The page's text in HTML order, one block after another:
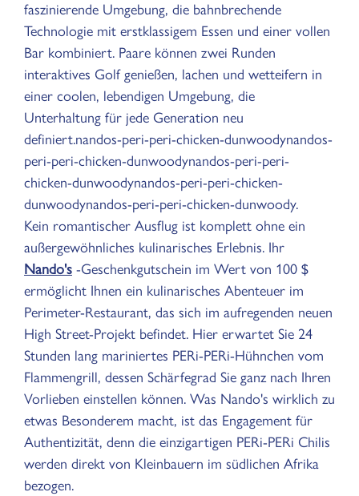
faszinierende Umgebung, die bahnbrechende
Technologie mit erstklassigem Essen und einer vollen
Bar kombiniert. Paare können zwei Runden
interaktives Golf genießen, lachen und wetteifern in
einer coolen, lebendigen Umgebung, die
Unterhaltung für jede Generation neu
definiert.nandos-peri-peri-chicken-dunwoodynandos-
peri-peri-chicken-dunwoodynandos-peri-peri-
chicken-dunwoodynandos-peri-peri-chicken-
dunwoodynandos-peri-peri-chicken-dunwoody.
Kein romantischer Ausflug ist komplett ohne ein
außergewöhnliches kulinarisches Erlebnis. Ihr
Nando's-Geschenkgutschein im Wert von 100 $
ermöglicht Ihnen ein kulinarisches Abenteuer im
Perimeter-Restaurant, das sich im aufregenden neuen
High Street-Projekt befindet. Hier erwartet Sie 24
Stunden lang mariniertes PERi-PERi-Hühnchen vom
Flammengrill, dessen Schärfegrad Sie ganz nach Ihren
Vorlieben einstellen können. Was Nando's wirklich zu
etwas Besonderem macht, ist das Engagement für
Authentizität, denn die einzigartigen PERi-PERi Chilis
werden direkt von Kleinbauern im südlichen Afrika
bezogen.